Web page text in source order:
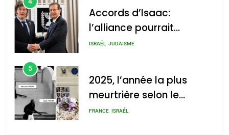
2025, l’année la plus
meurtrière selon le rapport
l’antisémitisme
admin 0
l’alliance pourrait
s’étendre à 13 pays
d’Amérique latine
ISRAÉL
5
meurtrière selon le
rapport d’ADL contre
l’antisémitisme
ISRAÉL
6